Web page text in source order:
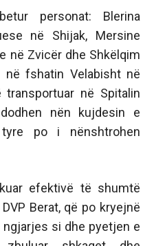
personat: Blerina
në Shijak, Mersine
në Zvicër dhe Shkëlqim
në fshatin Velabisht në
në Spitalin
nën kujdesin e
po i nënshtrohen
efektivë të shumtë
Berat, që po kryejnë
si dhe pyetjen e